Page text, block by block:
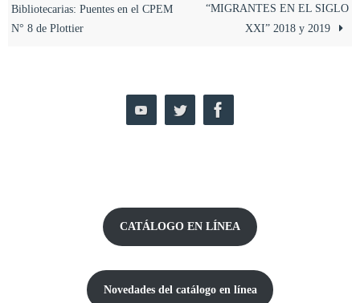
Bibliotecarias: Puentes en el CPEM
N° 8 de Plottier
“MIGRANTES EN EL SIGLO
XXI” 2018 y 2019
CATÁLOGO EN LÍNEA
Novedades del catálogo en línea